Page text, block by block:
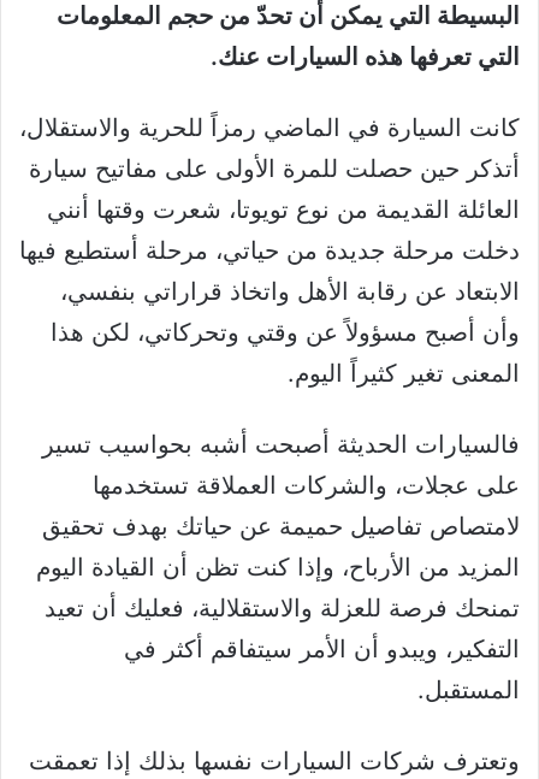
البسيطة التي يمكن أن تحدّ من حجم المعلومات
التي تعرفها هذه السيارات عنك.
كانت السيارة في الماضي رمزاً للحرية والاستقلال،
أتذكر حين حصلت للمرة الأولى على مفاتيح سيارة
العائلة القديمة من نوع تويوتا، شعرت وقتها أنني
دخلت مرحلة جديدة من حياتي، مرحلة أستطيع فيها
الابتعاد عن رقابة الأهل واتخاذ قراراتي بنفسي،
وأن أصبح مسؤولاً عن وقتي وتحركاتي، لكن هذا
المعنى تغير كثيراً اليوم.
فالسيارات الحديثة أصبحت أشبه بحواسيب تسير
على عجلات، والشركات العملاقة تستخدمها
لامتصاص تفاصيل حميمة عن حياتك بهدف تحقيق
المزيد من الأرباح، وإذا كنت تظن أن القيادة اليوم
تمنحك فرصة للعزلة والاستقلالية، فعليك أن تعيد
التفكير، ويبدو أن الأمر سيتفاقم أكثر في
المستقبل.
وتعترف شركات السيارات نفسها بذلك إذا تعمقت